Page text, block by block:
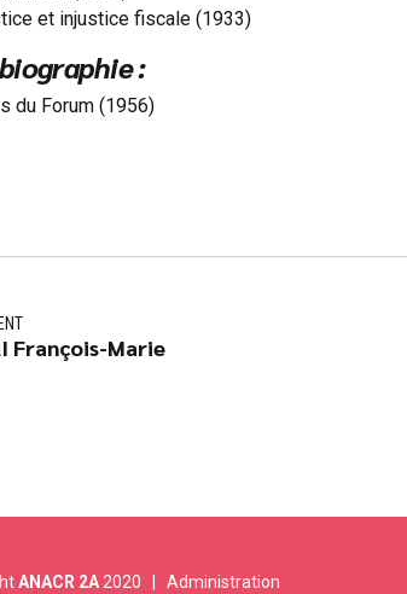
et injustice fiscale (1933)
:
du Forum (1956)
François-Marie
ANACR 2A 2020 | Administration